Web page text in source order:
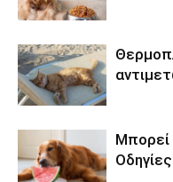
Μπορεί